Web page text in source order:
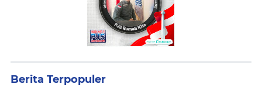
Berita Terpopuler